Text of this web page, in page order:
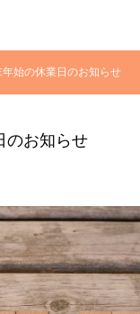
年始の休業日のお知らせ
のお知らせ